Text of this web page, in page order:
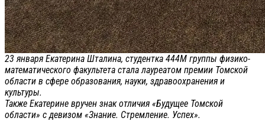
23 января Екатерина Шталина, студентка 444М группы физико-
математического факультета стала лауреатом премии Томской
области в сфере образования, науки, здравоохранения и
культуры.
Также Екатерине вручен знак отличия «Будущее Томской
области» с девизом «Знание. Стремление. Успех».